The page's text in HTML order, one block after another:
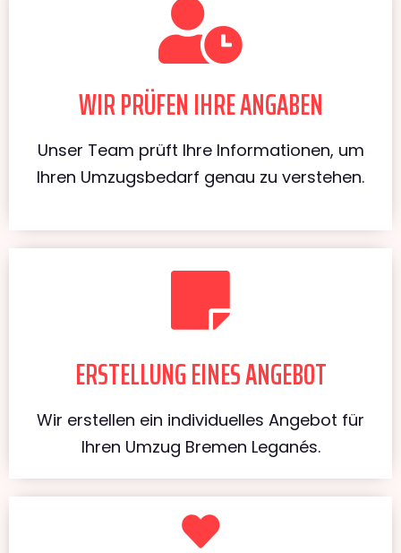
WIR PRÜFEN IHRE ANGABEN
Unser Team prüft Ihre Informationen, um
Ihren Umzugsbedarf genau zu verstehen.
ERSTELLUNG EINES ANGEBOT
Wir erstellen ein individuelles Angebot für
Ihren Umzug Bremen Leganés.